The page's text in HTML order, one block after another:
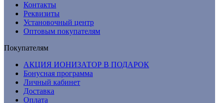
Контакты
Реквизиты
Установочный центр
Оптовым покупателям
Покупателям
АКЦИЯ ИОНИЗАТОР В ПОДАРОК
Бонусная программа
Личный кабинет
Доставка
Оплата